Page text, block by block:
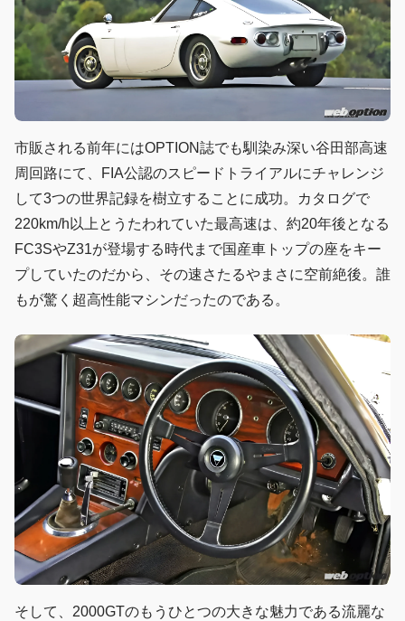
市販される前年にはOPTION誌でも馴染み深い谷田部高速
周回路にて、FIA公認のスピードトライアルにチャレンジ
して3つの世界記録を樹立することに成功。カタログで
220km/h以上とうたわれていた最高速は、約20年後となる
FC3SやZ31が登場する時代まで国産車トップの座をキー
プしていたのだから、その速さたるやまさに空前絶後。誰
もが驚く超高性能マシンだったのである。
そして、2000GTのもうひとつの大きな魅力である流麗な